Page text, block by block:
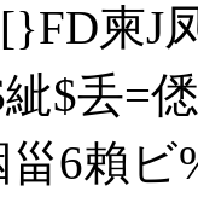
柬J
$丢=
6賴ビ